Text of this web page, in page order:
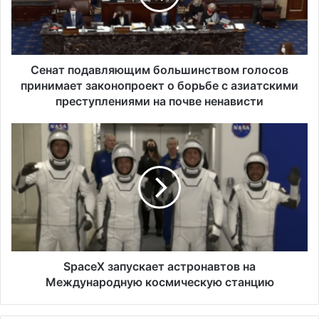
п
о
д
а
о
ь
ш
в
Сенат подавляющим большинством голосов
принимает законопроект о борьбе с азиатскими
преступлениями на почве ненависти
e
з
п
SpaceX запускает астронавтов на
Международную космическую станцию